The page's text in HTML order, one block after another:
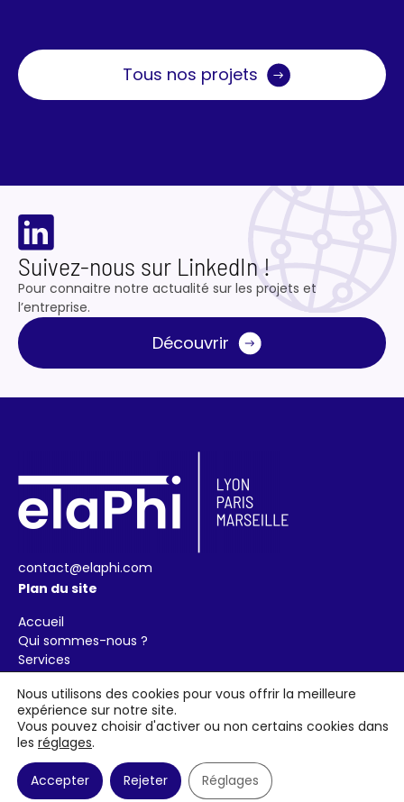
Tous nos projets
Suivez-nous sur LinkedIn !
Pour connaitre notre actualité sur les projets et
l’entreprise.
Découvrir
contact@elaphi.com
Plan du site
Accueil
Qui sommes-nous ?
Services
Télécharger la brochure
Mentions légales
Mentions légales
Nous utilisons des cookies pour vous offrir la meilleure
expérience sur notre site.
Vous pouvez choisir d'activer ou non certains cookies dans
les réglages.
Accepter Rejeter Réglages